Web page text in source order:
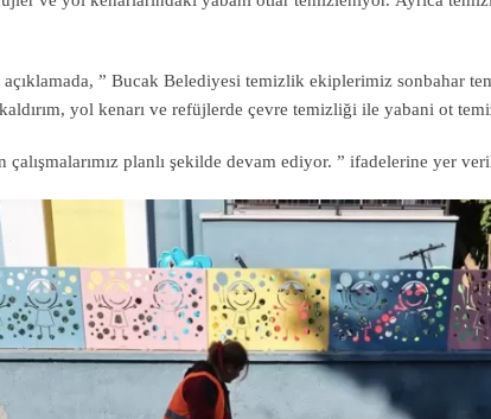
açıklamada, ” Bucak Belediyesi temizlik ekiplerimiz sonbahar
yol kenarı ve refüjlerde çevre temizliği ile yabani ot
planlı şekilde devam ediyor. ” ifadelerine yer